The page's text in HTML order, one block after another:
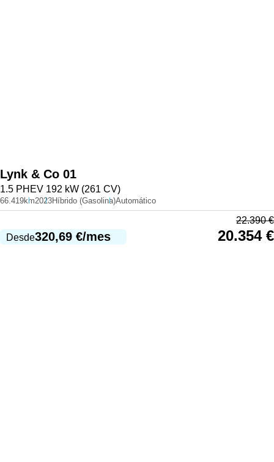
Lynk & Co 01
1.5 PHEV 192 kW (261 CV)
66.419km2023Híbrido (Gasolina)Automático
Desde320,69 €/mes
22.390€
20.354 €